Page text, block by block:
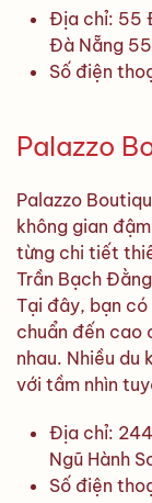
Địa chỉ: 55
Đà Nẵng
Số điện
Palazzo
Palazzo
không gian
từng chi tiết
Trần Bạch
Tại đây, bạn
chuẩn đến cao
nhau. Nhiều du
với tầm nhìn
Địa chỉ:
Ngũ Hành
Số điện